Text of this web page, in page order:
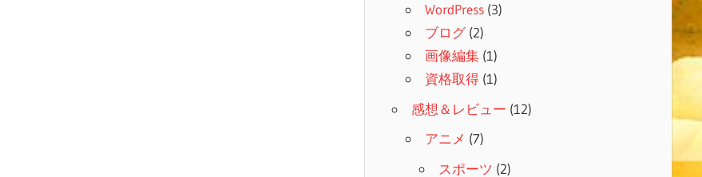
WordPress(3)
ブログ(2)
画像編集(1)
資格取得(1)
感想＆レビュー (12)
アニメ (7)
スポーツ (2)